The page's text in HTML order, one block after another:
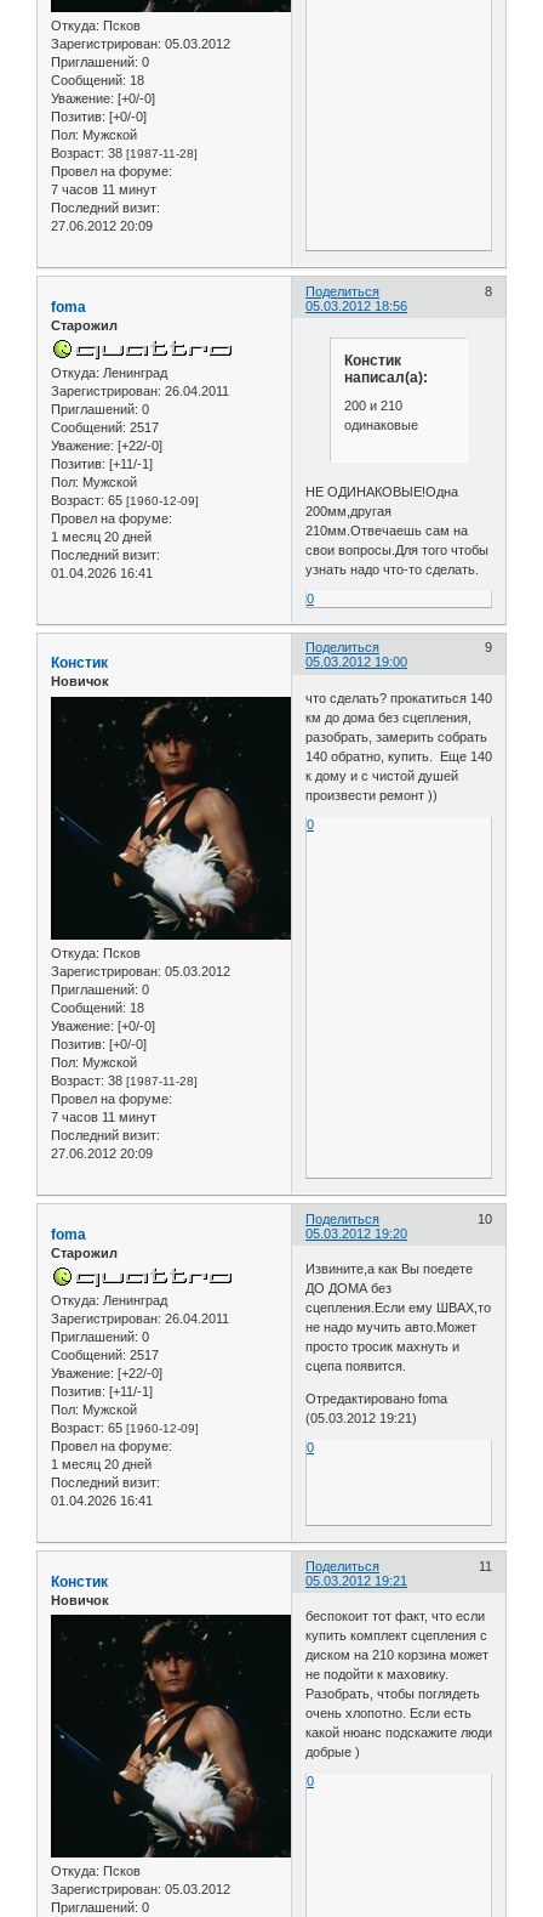
Откуда: Псков
Зарегистрирован: 05.03.2012
Приглашений: 0
Сообщений: 18
Уважение: [+0/-0]
Позитив: [+0/-0]
Пол: Мужской
Возраст: 38 [1987-11-28]
Провел на форуме:
7 часов 11 минут
Последний визит:
27.06.2012 20:09
Поделиться
8
05.03.2012 18:56
foma
Старожил
Откуда: Ленинград
Зарегистрирован: 26.04.2011
Приглашений: 0
Сообщений: 2517
Уважение: [+22/-0]
Позитив: [+11/-1]
Пол: Мужской
Возраст: 65 [1960-12-09]
Провел на форуме:
1 месяц 20 дней
Последний визит:
01.04.2026 16:41
Констик
написал(а):
200 и 210
одинаковые
НЕ ОДИНАКОВЫЕ!Одна
200мм,другая
210мм.Отвечаешь сам на
свои вопросы.Для того чтобы
узнать надо что-то сделать.
0
Поделиться
9
05.03.2012 19:00
Констик
Новичок
Откуда: Псков
Зарегистрирован: 05.03.2012
Приглашений: 0
Сообщений: 18
Уважение: [+0/-0]
Позитив: [+0/-0]
Пол: Мужской
Возраст: 38 [1987-11-28]
Провел на форуме:
7 часов 11 минут
Последний визит:
27.06.2012 20:09
что сделать? прокатиться 140
км до дома без сцепления,
разобрать, замерить собрать
140 обратно, купить. Еще 140
к дому и с чистой душей
произвести ремонт ))
0
Поделиться
10
05.03.2012 19:20
foma
Старожил
Откуда: Ленинград
Зарегистрирован: 26.04.2011
Приглашений: 0
Сообщений: 2517
Уважение: [+22/-0]
Позитив: [+11/-1]
Пол: Мужской
Возраст: 65 [1960-12-09]
Провел на форуме:
1 месяц 20 дней
Последний визит:
01.04.2026 16:41
Извините,а как Вы поедете
ДО ДОМА без
сцепления.Если ему ШВАХ,то
не надо мучить авто.Может
просто тросик махнуть и
сцепа появится.
Отредактировано foma
(05.03.2012 19:21)
0
Поделиться
11
05.03.2012 19:21
Констик
Новичок
Откуда: Псков
Зарегистрирован: 05.03.2012
Приглашений: 0
беспокоит тот факт, что если
купить комплект сцепления с
диском на 210 корзина может
не подойти к маховику.
Разобрать, чтобы поглядеть
очень хлопотно. Если есть
какой нюанс подскажите люди
добрые )
0